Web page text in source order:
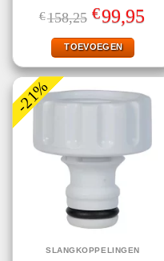
Gewaardeerd
4.80uit 5
€158,25 prijs
was:
€158,25.
€99,95
TOEVOEGEN
-21%
SLANGKOPPELINGEN